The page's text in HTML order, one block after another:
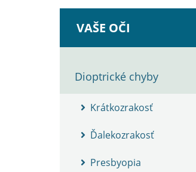
VAŠE OČI
Dioptrické chyby
Krátkozrakosť
Ďalekozrakosť
Presbyopia